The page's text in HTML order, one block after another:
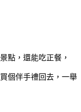
點，還能吃正餐，
個伴手禮回去，一舉